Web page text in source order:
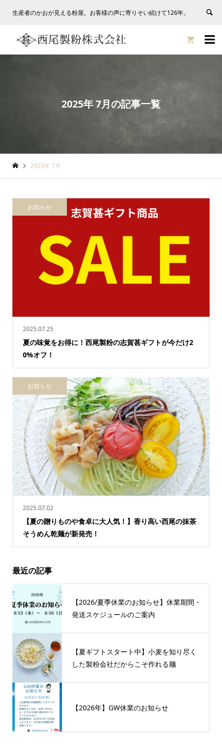
生産者のかおが見える粉屋。お客様の声に寄りそい続けて126年。


2025年 7月の記事一覧
2025年 7月
2025.07.25
夏の味覚をお得に！西尾製粉の志賀甚ギフトが今だけ2
0%オフ！
お知らせ
2025.07.02
【夏の贈りものや食卓に大人気！】香り高い西尾の抹茶
そうめん乾麺が新発売！
お知らせ
最近の記事
【2026/夏季休業のお知らせ】休業期間・
発送スケジュールのご案内
【夏ギフトスタート中】小麦を知り尽く
した製粉会社だからこそ作れる麺
【2026年】GW休業のお知らせ